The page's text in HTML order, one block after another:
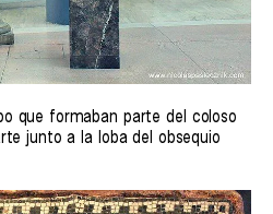
que formaban parte del coloso
junto a la loba del obsequio